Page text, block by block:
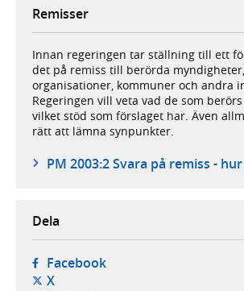
Remisser
Innan regeringen tar ställning till ett
det på remiss till berörda myndigheter,
organisationer, kommuner och andra
Regeringen vill veta vad de som
vilket stöd som förslaget har. Även
rätt att lämna synpunkter.
PM 2003:2 Svara på remiss -
Dela
Facebook- öppnas i ny flik,
X- öppnas i ny flik, extern